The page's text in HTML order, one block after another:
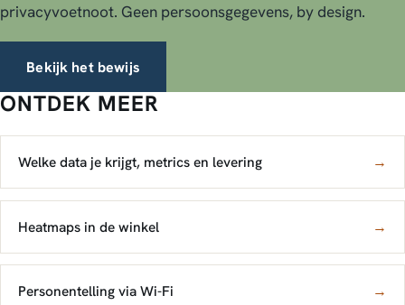
privacyvoetnoot. Geen persoonsgegevens, by design.
Bekijk het bewijs
ONTDEK MEER
Welke data je krijgt, metrics en levering →
Heatmaps in de winkel →
Personentelling via Wi-Fi →